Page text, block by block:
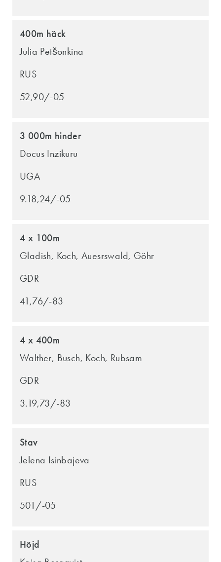
400m häck
Julia Petšonkina
RUS
52,90/-05
3 000m hinder
Docus Inzikuru
UGA
9.18,24/-05
4 x 100m
Gladish, Koch, Auesrswald, Göhr
GDR
41,76/-83
4 x 400m
Walther, Busch, Koch, Rubsam
GDR
3.19,73/-83
Stav
Jelena Isinbajeva
RUS
501/-05
Höjd